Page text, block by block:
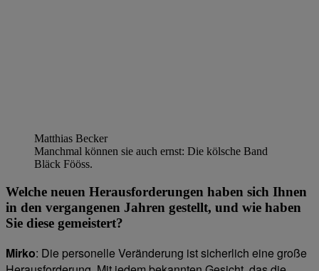
Matthias Becker
Manchmal können sie auch ernst: Die kölsche Band
Bläck Fööss.
Welche neuen Herausforderungen haben sich Ihnen
in den vergangenen Jahren gestellt, und wie haben
Sie diese gemeistert?
Mirko: Die personelle Veränderung ist sicherlich eine große